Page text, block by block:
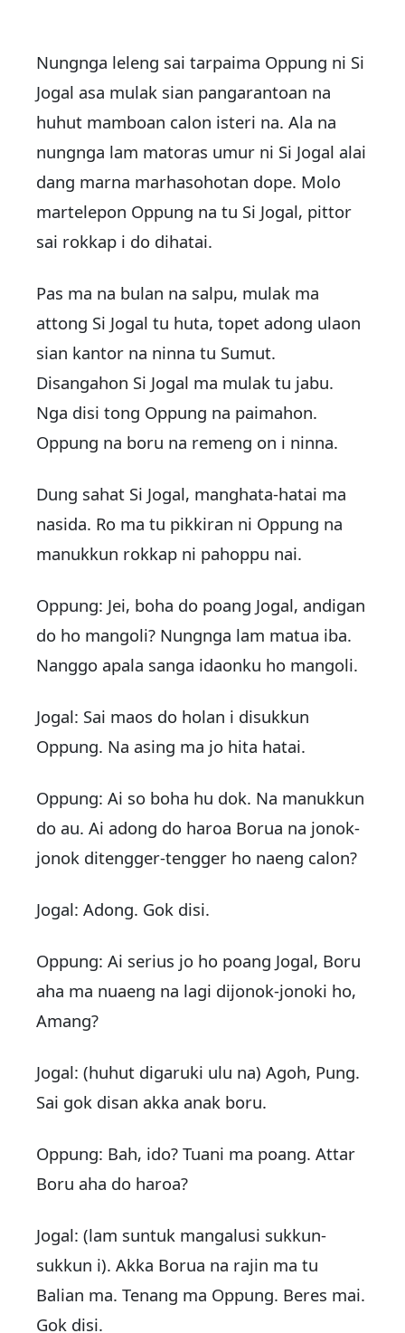
Nungnga leleng sai tarpaima Oppung ni Si
Jogal asa mulak sian pangarantoan na
huhut mamboan calon isteri na. Ala na
nungnga lam matoras umur ni Si Jogal alai
dang marna marhasohotan dope. Molo
martelepon Oppung na tu Si Jogal, pittor
sai rokkap i do dihatai.
Pas ma na bulan na salpu, mulak ma
attong Si Jogal tu huta, topet adong ulaon
sian kantor na ninna tu Sumut.
Disangahon Si Jogal ma mulak tu jabu.
Nga disi tong Oppung na paimahon.
Oppung na boru na remeng on i ninna.
Dung sahat Si Jogal, manghata-hatai ma
nasida. Ro ma tu pikkiran ni Oppung na
manukkun rokkap ni pahoppu nai.
Oppung: Jei, boha do poang Jogal, andigan
do ho mangoli? Nungnga lam matua iba.
Nanggo apala sanga idaonku ho mangoli.
Jogal: Sai maos do holan i disukkun
Oppung. Na asing ma jo hita hatai.
Oppung: Ai so boha hu dok. Na manukkun
do au. Ai adong do haroa Borua na jonok-
jonok ditengger-tengger ho naeng calon?
Jogal: Adong. Gok disi.
Oppung: Ai serius jo ho poang Jogal, Boru
aha ma nuaeng na lagi dijonok-jonoki ho,
Amang?
Jogal: (huhut digaruki ulu na) Agoh, Pung.
Sai gok disan akka anak boru.
Oppung: Bah, ido? Tuani ma poang. Attar
Boru aha do haroa?
Jogal: (lam suntuk mangalusi sukkun-
sukkun i). Akka Borua na rajin ma tu
Balian ma. Tenang ma Oppung. Beres mai.
Gok disi.